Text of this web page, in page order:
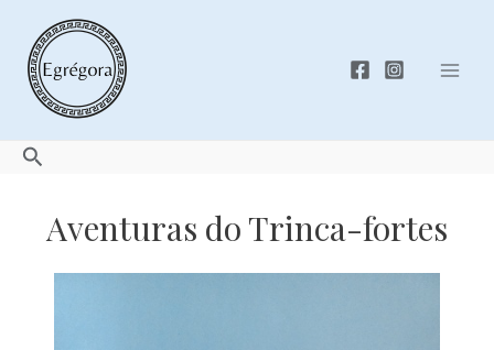
content
Search
Aventuras do Trinca-fortes